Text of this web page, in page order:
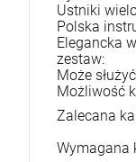
Ustniki
Polska
Elegancka
zestaw:
Może
Możliwość
Zalecana
Wymagana